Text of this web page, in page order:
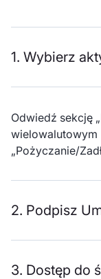
1. Wybierz
Odwiedź sekcję
wielowalutowym
„Pożyczanie/
2. Podpisz
3. Dostęp do